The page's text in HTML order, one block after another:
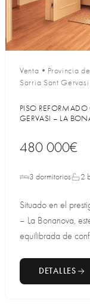
Venta • Provincia
Sarria Sant Gervasi
PISO
GERVASI – LA
480 000€
3 dormitorios 2
Situado en el
– La Bonanova,
equilibrada de conf...
DETALLES